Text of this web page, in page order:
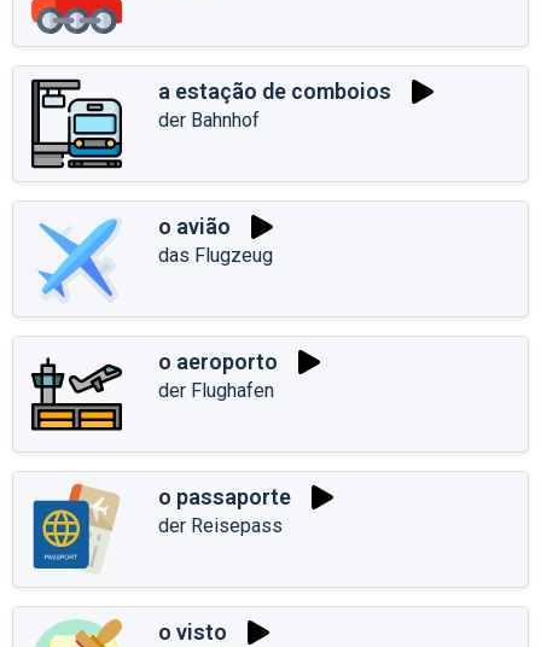
a estação de comboios
der Bahnhof
o avião
das Flugzeug
o aeroporto
der Flughafen
o passaporte
der Reisepass
o visto